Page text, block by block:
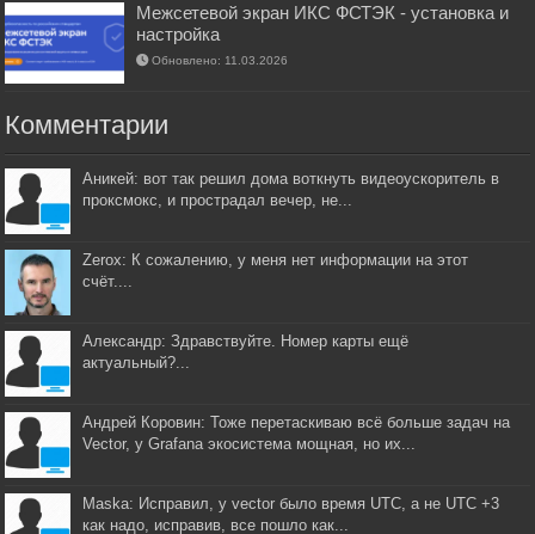
Межсетевой экран ИКС ФСТЭК - установка и
настройка
Обновлено: 11.03.2026
Комментарии
Аникей: вот так решил дома воткнуть видеоускоритель в
проксмокс, и прострадал вечер, не...
Zerox: К сожалению, у меня нет информации на этот
счёт....
Александр: Здравствуйте. Номер карты ещё
актуальный?...
Андрей Коровин: Тоже перетаскиваю всё больше задач на
Vector, у Grafana экосистема мощная, но их...
Maska: Исправил, у vector было время UTC, а не UTC +3
как надо, исправив, все пошло как...